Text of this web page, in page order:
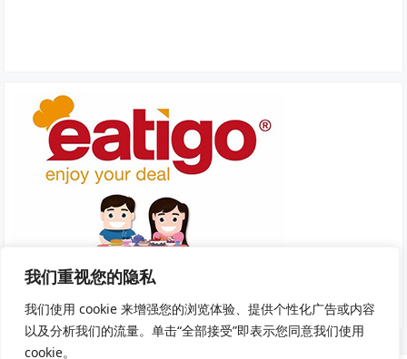
我们重视您的隐私
我们使用 cookie 来增强您的浏览体验、提供个性化广告或内容
以及分析我们的流量。单击“全部接受”即表示您同意我们使用
cookie。